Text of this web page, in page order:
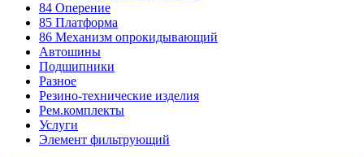
84 Оперение
85 Платформа
86 Механизм опрокидывающий
Автошины
Подшипники
Разное
Резино-технические изделия
Рем.комплекты
Услуги
Элемент фильтрующий